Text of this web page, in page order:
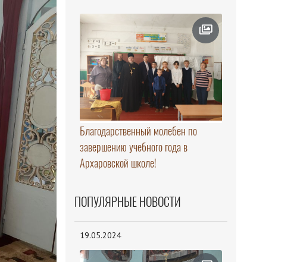
Благодарственный молебен по
завершению учебного года в
Архаровской школе!
ПОПУЛЯРНЫЕ НОВОСТИ
19.05.2024